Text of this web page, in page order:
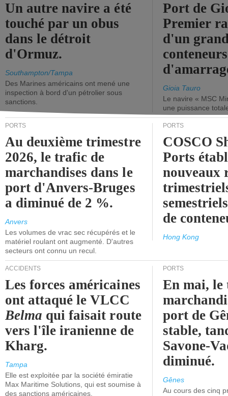
Un autre navire a été
touché par un obus
dans le détroit
d'Ormuz.
Southampton/Tampa
Des Marines américains ont mené une
inspection à bord d'un pétrolier sous
sanctions.
Port de
Premier
d'un
Gioia Tauro
Le navire « MSC
une puissance
PORTS
Au deuxième trimestre
2026, le trafic de
marchandises dans le
port d'Anvers-Bruges
a diminué de 2 %.
Anvers
Les volumes de vrac sec récupérés et le
matériel roulant ont augmenté. D'autres
secteurs ont connu un recul.
PORTS
COSCO
Ports
nouveaux
de
Hong Kong
ACCIDENTS
Les forces américaines
ont attaqué le VLCC
Belma qui faisait route
vers l'île iranienne de
Kharg.
Tampa
Elle est exploitée par la société émiratie
Max Maritime Solutions, qui est soumise à
des sanctions américaines.
PORTS
En mai, le
port de
stable,
Savone-
diminué.
Gênes
Au cours des cinq